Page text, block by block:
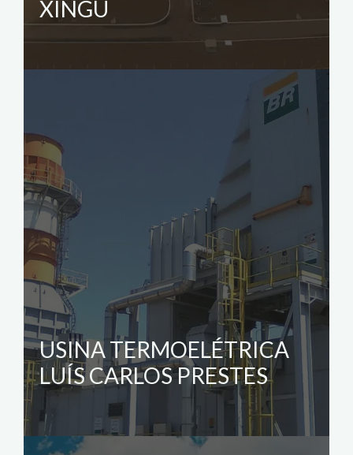
XINGU
USINA TERMOELÉTRICA
LUÍS CARLOS PRESTES